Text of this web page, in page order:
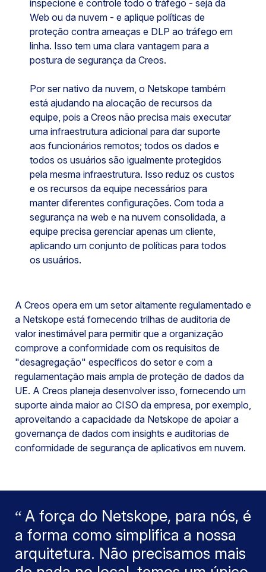
inspecione e controle todo o tráfego - seja da
Web ou da nuvem - e aplique políticas de
proteção contra ameaças e DLP ao tráfego em
linha. Isso tem uma clara vantagem para a
postura de segurança da Creos.
Por ser nativo da nuvem, o Netskope também
está ajudando na alocação de recursos da
equipe, pois a Creos não precisa mais executar
uma infraestrutura adicional para dar suporte
aos funcionários remotos; todos os dados e
todos os usuários são igualmente protegidos
pela mesma infraestrutura. Isso reduz os custos
e os recursos da equipe necessários para
manter diferentes configurações. Com toda a
segurança na web e na nuvem consolidada, a
equipe precisa gerenciar apenas um cliente,
aplicando um conjunto de políticas para todos
os usuários.
A Creos opera em um setor altamente regulamentado e
a Netskope está fornecendo trilhas de auditoria de
valor inestimável para permitir que a organização
comprove a conformidade com os requisitos de
"desagregação" específicos do setor e com a
regulamentação mais ampla de proteção de dados da
UE. A Creos planeja desenvolver isso, fornecendo um
suporte ainda maior ao CISO da empresa, por exemplo,
aproveitando a capacidade da Netskope de apoiar a
governança de dados com insights e auditorias de
conformidade de segurança de aplicativos em nuvem.
A força do Netskope, para nós, é
a forma como simplifica a nossa
arquitetura. Não precisamos mais